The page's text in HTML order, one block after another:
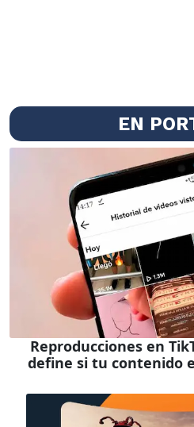
EN
Reproducciones en
define si tu contenido